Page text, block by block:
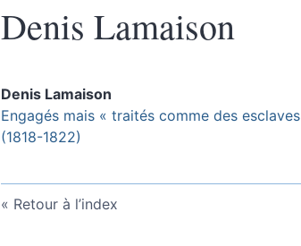
Denis Lamaison
Denis Lamaison
Engagés mais « traités comme des
(1818-1822)
Retour à l’index